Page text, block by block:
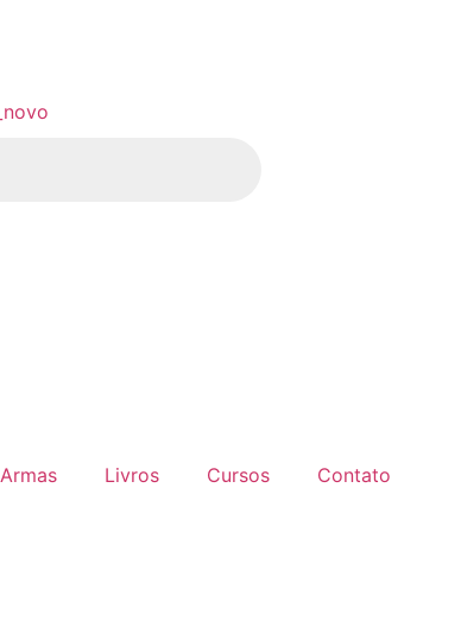
Armas Livros Cursos Contato